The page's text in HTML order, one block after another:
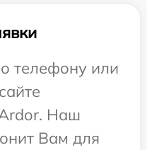
телефону или
Наш
Вам для